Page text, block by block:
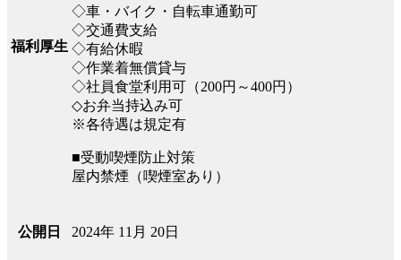
福利厚生
◇車・バイク・自転車通勤可
◇交通費支給
◇有給休暇
◇作業着無償貸与
◇社員食堂利用可（200円～400円）
◇お弁当持込み可
※各待遇は規定有
■受動喫煙防止対策
屋内禁煙（喫煙室あり）
公開日 2024年 11月 20日